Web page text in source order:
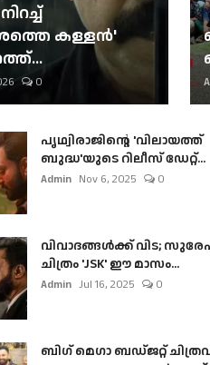
കള്ളന്‍'
0
പൃഥ്വിരാജിന്റെ 'വിലായത്ത്
ബുദ്ധ'യുടെ റിലീസ് ഡേറ്റ്...
Admin Nov 6, 2025 0
വിവാദങ്ങൾക്ക് വിട;
ചിത്രം 'JSK' ഈ മാസം...
Admin Jul 16, 2025 0
ബി​ഗ് മെഗാ ബഡ്ജറ്റ്